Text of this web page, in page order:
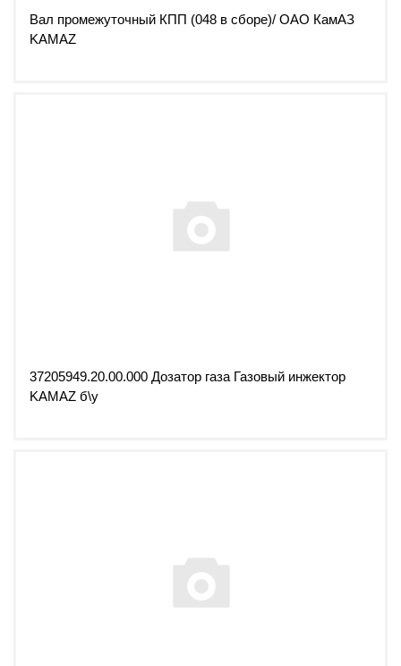
Вал промежуточный КПП (048 в сборе)/ ОАО КамАЗ
KAMAZ
37205949.20.00.000 Дозатор газа Газовый инжектор
KAMAZ б\у